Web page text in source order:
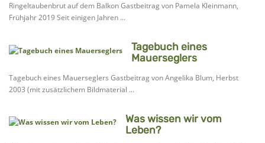
Ringeltaubenbrut auf dem Balkon Gastbeitrag von Pamela Kleinmann,
Frühjahr 2019 Seit einigen Jahren ...
Tagebuch eines
Mauerseglers
Tagebuch eines Mauerseglers Gastbeitrag von Angelika Blum, Herbst
2003 (mit zusätzlichem Bildmaterial ...
Was wissen wir vom
Leben?